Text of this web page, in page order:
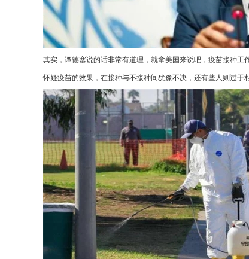
其实，谭德塞说的话非常有道理，就拿美国来说吧，疫苗接种
怀疑疫苗的效果，在接种与不接种间犹豫不决，还有些人则过